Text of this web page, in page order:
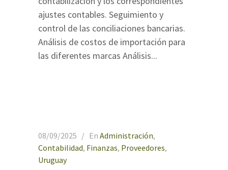
ajustes contables. Seguimiento y
control de las conciliaciones bancarias.
Análisis de costos de importación para
las diferentes marcas Análisis...
08/09/2025 En Administración,
Contabilidad, Finanzas, Proveedores,
Uruguay